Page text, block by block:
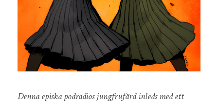
Denna episka podradios jungfrufärd inleds med ett